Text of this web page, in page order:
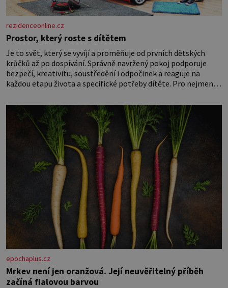
rezidenceonline.cz
Prostor, který roste s dítětem
Je to svět, který se vyvíjí a proměňuje od prvních dětských
krůčků až po dospívání. Správně navržený pokoj podporuje
bezpečí, kreativitu, soustředění i odpočinek a reaguje na
každou etapu života a specifické potřeby dítěte. Pro nejmenší
miminka měl působit především klidně a útulně. Předškolní
věk je
epochaplus.cz
Mrkev není jen oranžová. Její neuvěřitelný příběh
začíná fialovou barvou